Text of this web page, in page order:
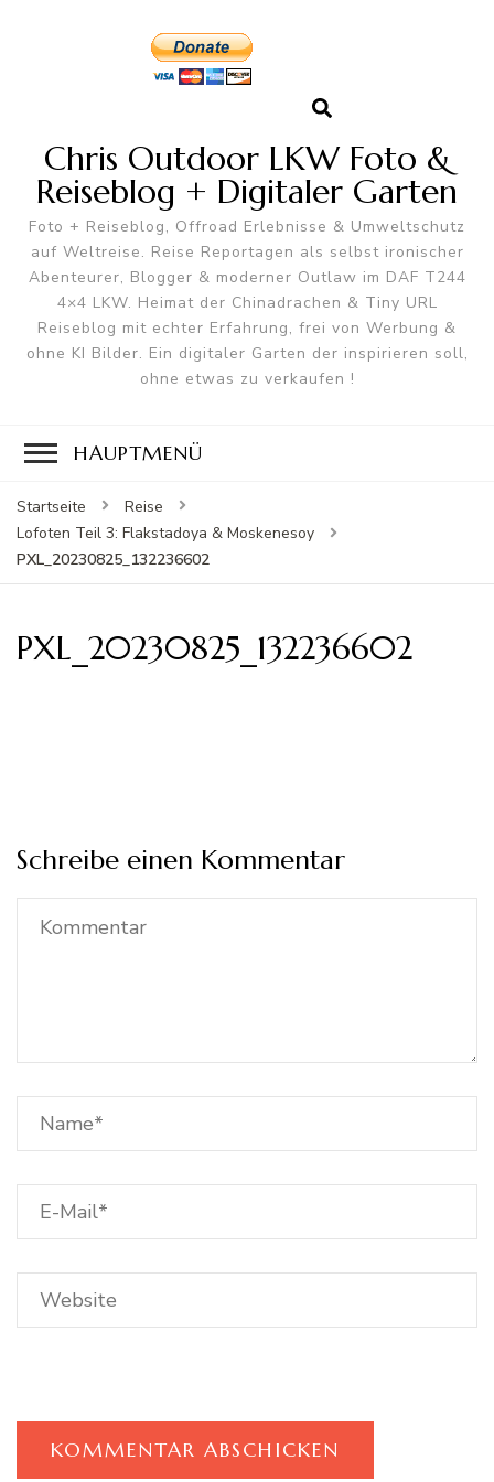
Chris Outdoor LKW Foto &
Reiseblog + Digitaler Garten
Foto + Reiseblog, Offroad Erlebnisse & Umweltschutz
auf Weltreise. Reise Reportagen als selbst ironischer
Abenteurer, Blogger & moderner Outlaw im DAF T244
4×4 LKW. Heimat der Chinadrachen & Tiny URL
Reiseblog mit echter Erfahrung, frei von Werbung &
ohne KI Bilder. Ein digitaler Garten der inspirieren soll,
ohne etwas zu verkaufen !
HAUPTMENÜ
Startseite
Reise
Lofoten Teil 3: Flakstadoya & Moskenesoy
PXL_20230825_132236602
PXL_20230825_132236602
Schreibe einen Kommentar